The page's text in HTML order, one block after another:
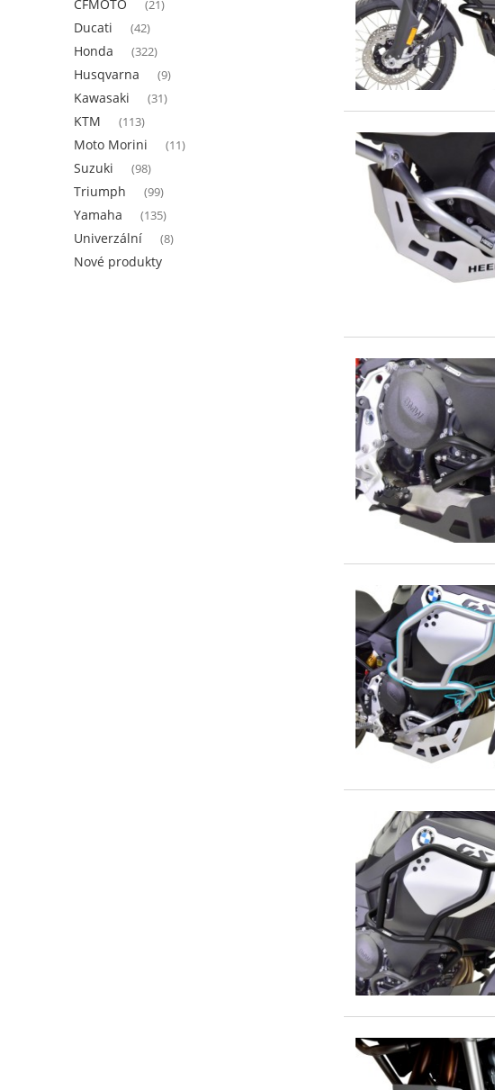
CFMOTO (21)
Ducati (42)
Honda (322)
Husqvarna (9)
Kawasaki (31)
KTM (113)
Moto Morini (11)
Suzuki (98)
Triumph (99)
Yamaha (135)
Univerzální (8)
Nové produkty